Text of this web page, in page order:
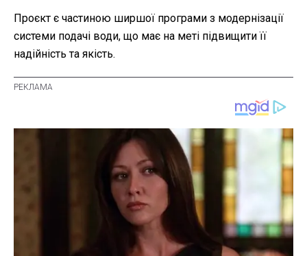
Проєкт є частиною ширшої програми з модернізації
системи подачі води, що має на меті підвищити її
надійність та якість.